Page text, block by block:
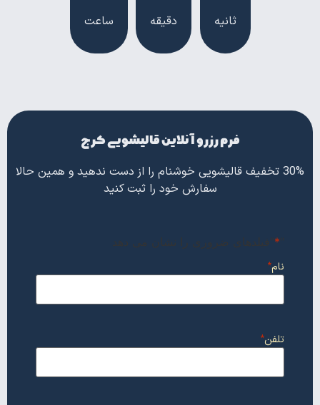
ساعت‌ دقیقه ثانیه
فرم رزرو آنلاین قالیشویی کرج
30% تخفیف قالیشویی خوشنام را از دست ندهید و همین حالا
سفارش خود را ثبت کنید
"
*"فیلدهای ضروری را نشان می دهد
نام*
تلفن*